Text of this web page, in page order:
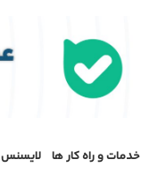
خدمات و راه کار ها لایسنس